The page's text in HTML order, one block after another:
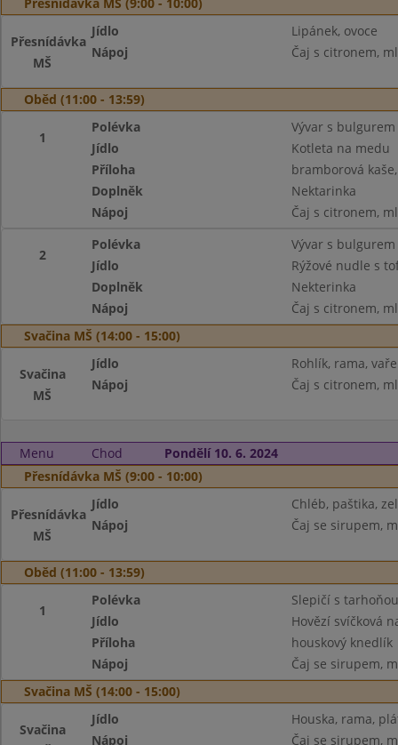
Přesnídávka
MŠ
Jídlo
Lipánek, ovoce
Nápoj
Čaj s citronem,
Oběd (11:00 - 13:59)
1
Polévka
Vývar s bulgurem
Jídlo
Kotleta na medu
Příloha
bramborová
Doplněk
Nektarinka
Nápoj
Čaj s citronem,
2
Polévka
Vývar s bulgurem
Jídlo
Rýžové nudle s
Doplněk
Nekterinka
Nápoj
Čaj s citronem,
Svačina MŠ (14:00 - 15:00)
Svačina
MŠ
Jídlo
Rohlík, rama,
Nápoj
Čaj s citronem,
Menu Chod
Pondělí 10. 6. 2024
Přesnídávka MŠ (9:00 - 10:00)
Přesnídávka
MŠ
Jídlo
Chléb, paštika,
Nápoj
Čaj se sirupem,
Oběd (11:00 - 13:59)
1
Polévka
Slepičí s tarhoňou
Jídlo
Hovězí svíčková
Příloha
houskový knedlík
Nápoj
Čaj se sirupem,
Svačina MŠ (14:00 - 15:00)
Svačina
Jídlo
Houska, rama,
Nápoj
Čaj se sirupem,